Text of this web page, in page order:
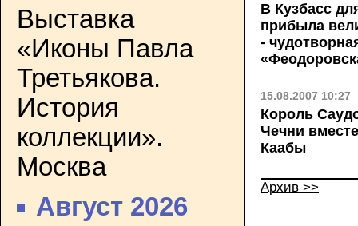
Выставка
«Иконы Павла
Третьякова.
История
коллекции».
Москва
Август 2026
В Кузбасс
прибыла
-
15.08.2007 10:27
Король
Чечни
Каабы
Архив >>